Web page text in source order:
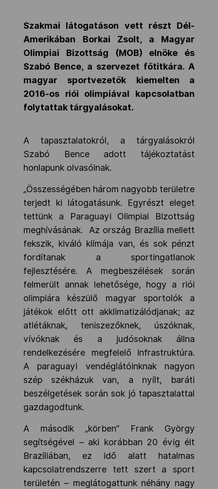
Társszervezetek
OVEP
Adatbank
Szakmai látogatáson vett részt Dél-
Amerikában Borkai Zsolt, a Magyar
Olimpiai Bizottság (MOB) elnöke és
Szabó Bence, a szervezet főtitkára. A
magyar sportvezetők kiemelten a
2016-os riói olimpiával kapcsolatban
folytattak tárgyalásokat.
A tapasztalatokról, a tárgyalásokról
Szabó Bence adott tájékoztatást
honlapunk olvasóinak.
„Összességében három nagyobb területre
terjedt ki látogatásunk. Egyrészt eleget
tettünk a Paraguayi Olimpiai Bizottság
meghívásának. Az ország Brazília mellett
fekszik, kiváló klímája van, és sok pénzt
fordítanak a sportingatlanok
fejlesztésére. A megbeszélések során
felmerült annak lehetősége, hogy a riói
olimpiára készülő magyar sportolók a
játékok előtt ott akklimatizálódjanak; az
atlétáknak, teniszezőknek, úszóknak,
vívóknak és a judósoknak állna
rendelkezésére megfelelő infrastruktúra.
A paraguayi vendéglátóinknak nagyon
szép székházuk van, a nyílt, baráti
beszélgetések során sok jó tapasztalattal
gazdagodtunk.
A második „körben” Frank György
segítségével – aki korábban 20 évig élt
Brazíliában, ez idő alatt hatalmas
kapcsolatrendszerre tett szert a sport
területén – meglátogattunk néhány nagy